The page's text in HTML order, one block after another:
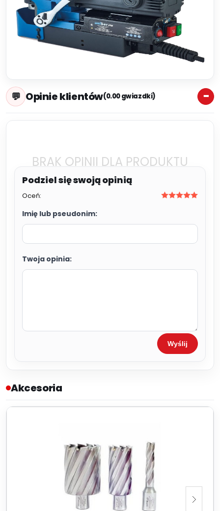
Opinie klientów(0.00 gwiazdki)
BRAK OPINII DLA PRODUKTU
Oceń:
Imię lub pseudonim:
Twoja opinia:
Wyślij
Akcesoria